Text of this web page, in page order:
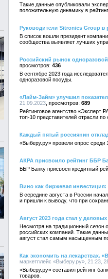
Такие данные опубликовали
положительную динамику в
Руководители Sitronics Group в
В список вошли президент
сообщества выявляет лучших
Российский рынок одноразовой
436
В сентябре 2023 года
одноразовой посуды.
«Лайм-Займ» улучшил
21.09.2023
689
Рейтинговое агентство «Эксперт
топ-10 представителей отрасли
Каждый пятый россиянин
«Выберу.ру» провели опрос среди
АКРА присвоило рейтинг ББР
ББР Банку присвоен кредитный
Вино как биржевая
В середине августа в России
и пришли к выводу, что при
Август 2023 года стал у
Несмотря на традиционный сезон
российских компаний. Такие
август стал самым насыщенным
Как экономить на лекарствах.
маркетплейс «Выберу.ру», 21:23,
«Выберу.ру» составил рейтинг
товаров.